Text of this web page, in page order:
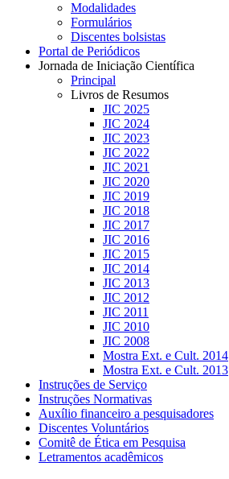
Modalidades
Formulários
Discentes bolsistas
Portal de Periódicos
Jornada de Iniciação Científica
Principal
Livros de Resumos
JIC 2025
JIC 2024
JIC 2023
JIC 2022
JIC 2021
JIC 2020
JIC 2019
JIC 2018
JIC 2017
JIC 2016
JIC 2015
JIC 2014
JIC 2013
JIC 2012
JIC 2011
JIC 2010
JIC 2008
Mostra Ext. e Cult. 2014
Mostra Ext. e Cult. 2013
Instruções de Serviço
Instruções Normativas
Auxílio financeiro a pesquisadores
Discentes Voluntários
Comitê de Ética em Pesquisa
Letramentos acadêmicos